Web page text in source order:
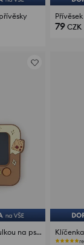
79 CZK
Přívěsek na klíče s tabulkou na psaní a motivem kapybary